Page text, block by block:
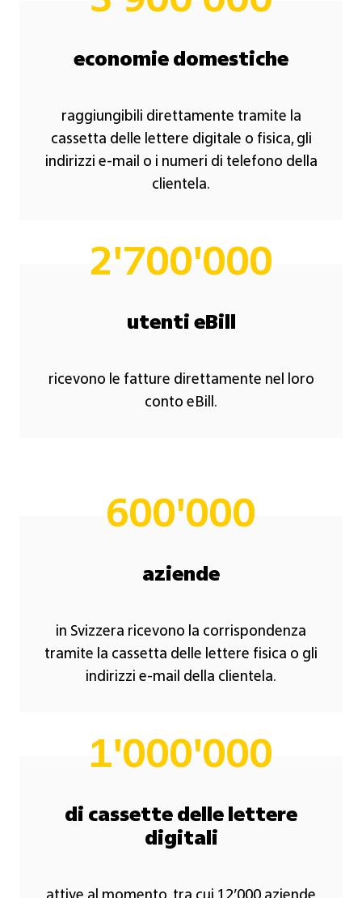
economie domestiche
raggiungibili direttamente tramite la
cassetta delle lettere digitale o fisica, gli
indirizzi e-mail o i numeri di telefono della
clientela.
2'700'000
utenti eBill
ricevono le fatture direttamente nel loro
conto eBill.
600'000
aziende
in Svizzera ricevono la corrispondenza
tramite la cassetta delle lettere fisica o gli
indirizzi e-mail della clientela.
1'000'000
di cassette delle lettere
digitali